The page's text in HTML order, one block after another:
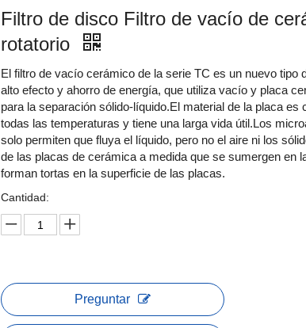
Filtro de disco Filtro de vacío de
rotatorio
El filtro de vacío cerámico de la serie TC es un nuevo tipo
alto efecto y ahorro de energía, que utiliza vacío y placa
para la separación sólido-líquido.El material de la placa es
todas las temperaturas y tiene una larga vida útil.Los
solo permiten que fluya el líquido, pero no el aire ni los
de las placas de cerámica a medida que se sumergen en
forman tortas en la superficie de las placas.
Cantidad:
Preguntar